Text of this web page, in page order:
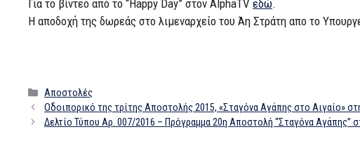
Για το βίντεο από το “Happy Day” στον AlphaTV εδώ.
Η αποδοχή της δωρεάς στο λιμεναρχείο του Άη Στράτη απο το
Κατηγορίες
Αποστολές
Οδοιπορικό της τρίτης Αποστολής 2015, «Σταγόνα Αγάπης στο Αιγαίο»
Δελτίο Τύπου Αρ. 007/2016 – Πρόγραμμα 20η Αποστολή “Σταγόνα Αγάπης”